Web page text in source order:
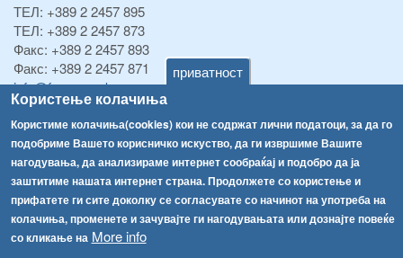
приватност
Користење колачиња
Користиме колачиња(cookies) кои не содржат лични податоци, за да го
подобриме Вашето корисничко искуство, да ги извршиме Вашите
нагодувања, да анализираме интернет сообраќај и подобро да ја
заштитиме нашата интернет страна. Продолжете со користење и
прифатете ги сите доколку се согласувате со начинот на употреба на
колачиња, променете и зачувајте ги нагодувањата или дознајте повеќе
со кликање на More info
ТЕЛ: +389 2 2457 895
ТЕЛ: +389 2 2457 873
Факс: +389 2 2457 893
Факс: +389 2 2457 871
info@fva.gov.mk
[АХВ-претходна страна]
Соопштенија
Република Бугарија ги засили официјалните контроли при увоз на свежо овошје и зеленчук
Високите температури ризик од труење со храна, опасни се и за животните
Водата во Гостивар може да се користи како техничка, продолжува испораката на флаширана вода
Навигација
Архива
Регистри
Обрасци